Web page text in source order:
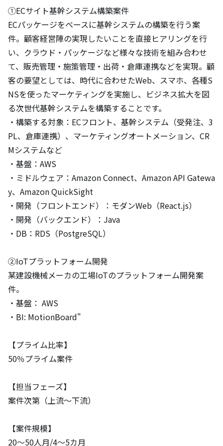
①ECサイト基幹システム構築案件
ECパッケージをベースに基幹システムの構築を行う案
件。顧客経営陣の実現したいことを直接ヒアリングを行
い、クラウド・パッケージなど様々な技術を組み合わせ
て、販売管理・施策管理・出荷・倉庫連携などを実現。顧
客の要望としては、時代に合わせたWeb、スマホ、各種S
NSを使ったマーケティングを実施し、ビジネス拡大を図
る次世代基幹システムを構築することです。
・構築する対象：ECフロント、基幹システム（受発注、3
PL、倉庫連携）、マーケティングオートメーション、CR
Mシステムなど
・基盤：AWS
・ミドルウェア：Amazon Connect、Amazon API Gatewa
y、Amazon QuickSight
・開発（フロントエンド）：モダンWeb（React.js）
・開発（バックエンド）：Java
・DB：RDS（PostgreSQL）
②IoTプラットフォーム開発
某建設機械メーカの工場IoTのプラットフォーム開発案
件。
・基盤： AWS
・BI: MotionBoard"
【プライム比率】
50％プライム案件
【担当フェーズ】
案件次第（上流～下流）
【案件規模】
20～50人月/4～5カ月